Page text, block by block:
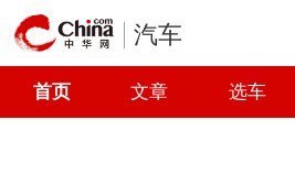
汽车
首页 文章 选车